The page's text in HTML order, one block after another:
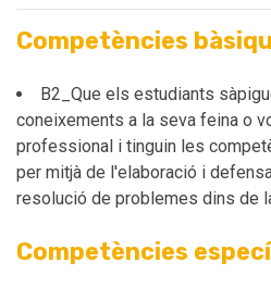
Competències
B2_Que els estudiants
coneixements a la seva feina o
professional i tinguin les
per mitjà de l'elaboració i
resolució de problemes dins de
Competències